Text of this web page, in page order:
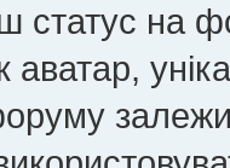
статус на
аватар,